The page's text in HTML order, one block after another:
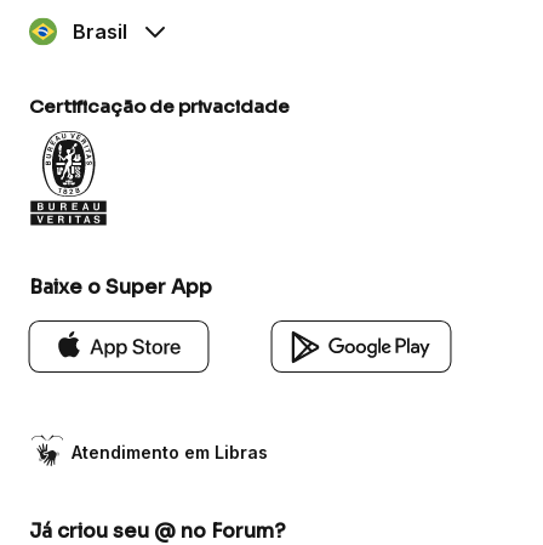
Brasil
Certificação de privacidade
Baixe o Super App
Atendimento em Libras
Já criou seu @ no Forum?